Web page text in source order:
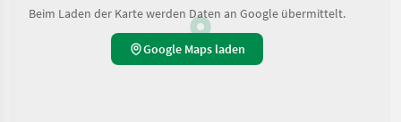
Beim Laden der Karte werden Daten an Google übermittelt.
Google Maps laden